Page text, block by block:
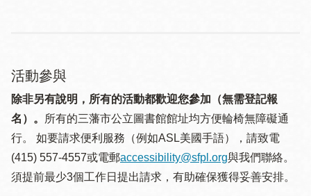
活動參與
除非另有說明，所有的活動都歡迎您參加（無需登記報
名）。
所有的三藩市公立圖書館館址均方便輪椅無障礙通
行。 如要請求便利服務（例如ASL美國手語），請致電
(415) 557-4557或電郵accessibility@sfpl.org與我們聯絡。
須提 前最少3個工作日提出請求，有助確保獲得妥善安排。